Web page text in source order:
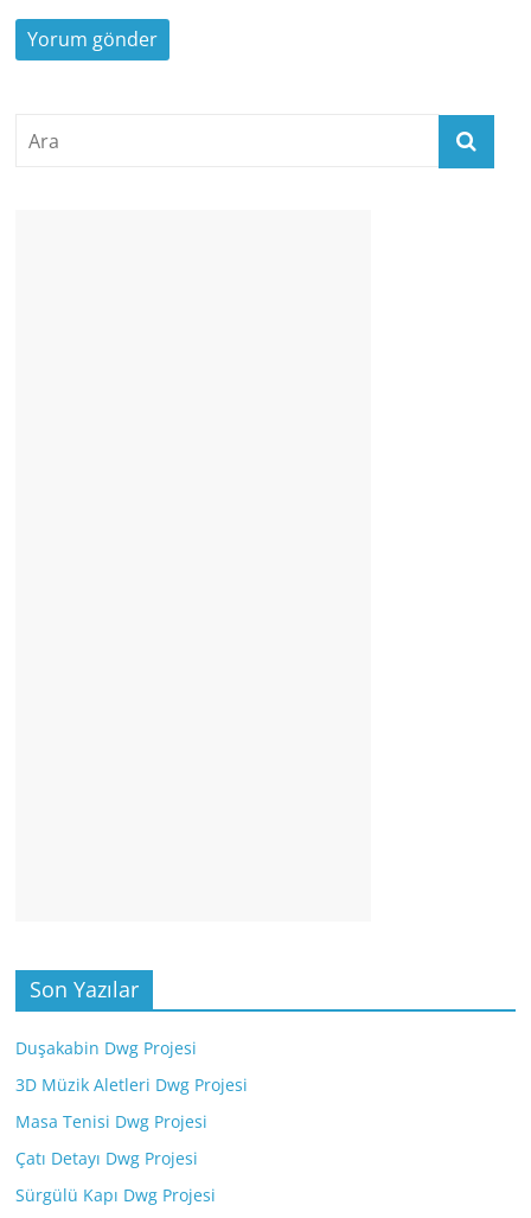
Son Yazılar
Duşakabin Dwg Projesi
3D Müzik Aletleri Dwg Projesi
Masa Tenisi Dwg Projesi
Çatı Detayı Dwg Projesi
Sürgülü Kapı Dwg Projesi